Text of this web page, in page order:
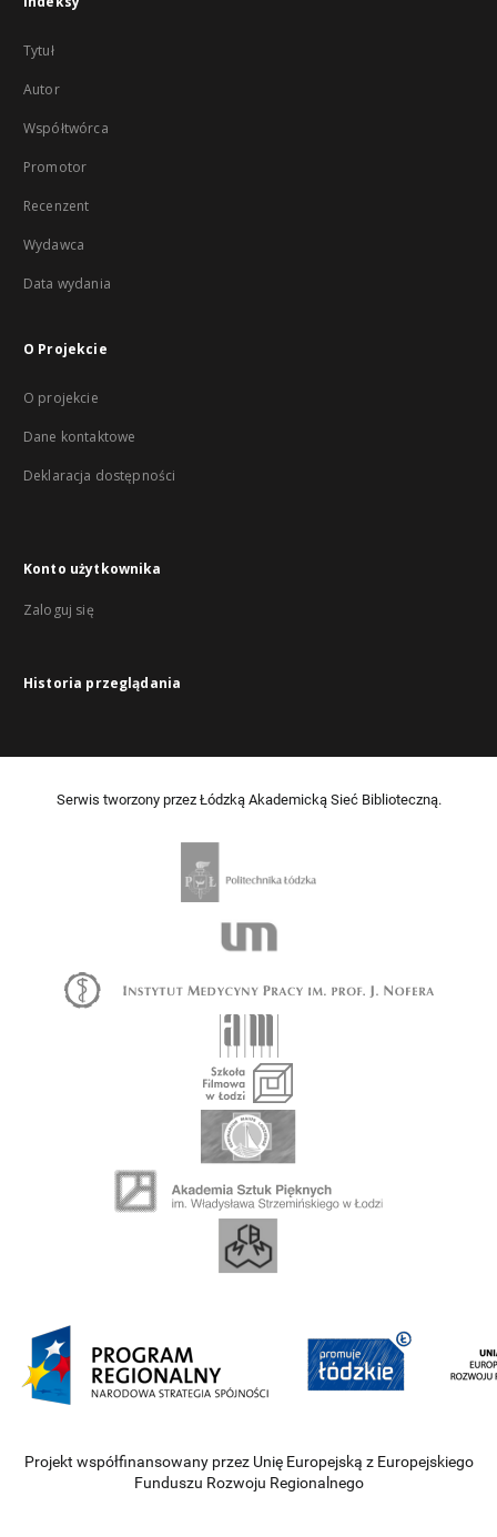
Tytuł
Autor
Współtwórca
Promotor
Recenzent
Wydawca
Data wydania
O Projekcie
O projekcie
Dane kontaktowe
Deklaracja dostępności
Konto użytkownika
Zaloguj się
Historia przeglądania
Serwis tworzony przez Łódzką Akademicką Sieć Biblioteczną.
Projekt współfinansowany przez Unię Europejską z Europejskiego
Funduszu Rozwoju Regionalnego